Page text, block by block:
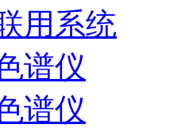
用系统
谱仪
谱仪